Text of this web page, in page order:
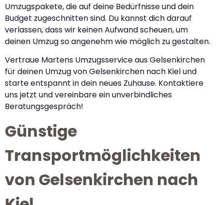
Umzugspakete, die auf deine Bedürfnisse und dein
Budget zugeschnitten sind. Du kannst dich darauf
verlassen, dass wir keinen Aufwand scheuen, um
deinen Umzug so angenehm wie möglich zu gestalten.
Vertraue Martens Umzugsservice aus Gelsenkirchen
für deinen Umzug von Gelsenkirchen nach Kiel und
starte entspannt in dein neues Zuhause. Kontaktiere
uns jetzt und vereinbare ein unverbindliches
Beratungsgespräch!
Günstige
Transportmöglichkeiten
von Gelsenkirchen nach